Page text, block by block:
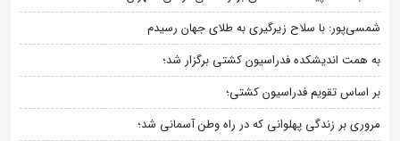
شمسی‌پور: با سلاح زیرگیری به طلای جهان رسیدم
به همت اندیشکده فدراسیون کشتی برگزار شد؛
بر اساس تقویم فدراسیون کشتی؛
مروری بر زندگی پهلوانی که در راه وطن آسمانی شد؛